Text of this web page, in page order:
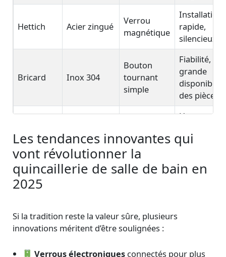
Hettich Acier zingué
Verrou
magnétique
Installation
rapide,
silencieux
Bricard Inox 304
Bouton
tournant
simple
Fiabilité,
grande
disponibilité
des pièces
Abloy
inoxydable
poli
pêne
Haute
innovation
Les tendances innovantes qui
vont révolutionner la
quincaillerie de salle de bain en
2025
Si la tradition reste la valeur sûre, plusieurs
innovations méritent d’être soulignées :
Verrous électroniquesconnectés pour plus